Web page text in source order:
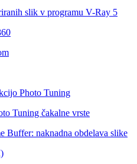
slik v programu V-Ray 5
Photo Tuning
Tuning čakalne vrste
Buffer: naknadna obdelava slike